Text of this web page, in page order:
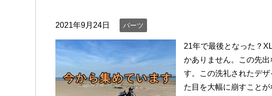
2021年9月24日 パーツ
21年で最後となった？
かありません。この先
す。この洗礼されたデ
た目を大幅に崩すこと